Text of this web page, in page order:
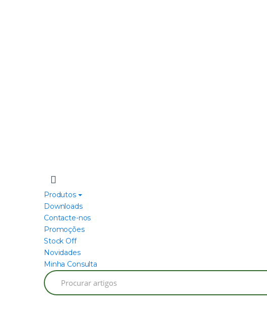
Produtos
Downloads
Contacte-nos
Promoções
Stock Off
Novidades
Minha Consulta
Search
for: